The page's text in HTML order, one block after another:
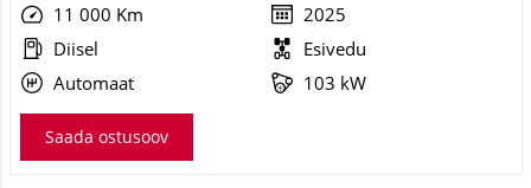
11 000 Km
2025
Diisel
Esivedu
Automaat
103 kW
Saada ostusoov